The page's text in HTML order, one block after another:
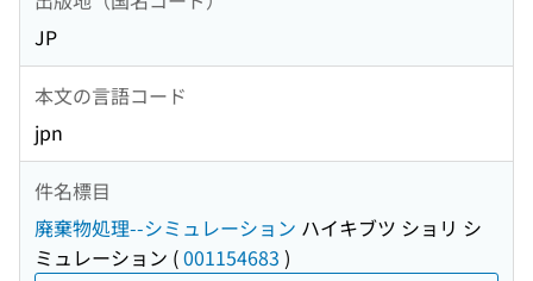
JP
本文の言語コード
jpn
件名標目
廃棄物処理--シミュレーション ハイキブツ ショリ シ
ミュレーション (001154683 )